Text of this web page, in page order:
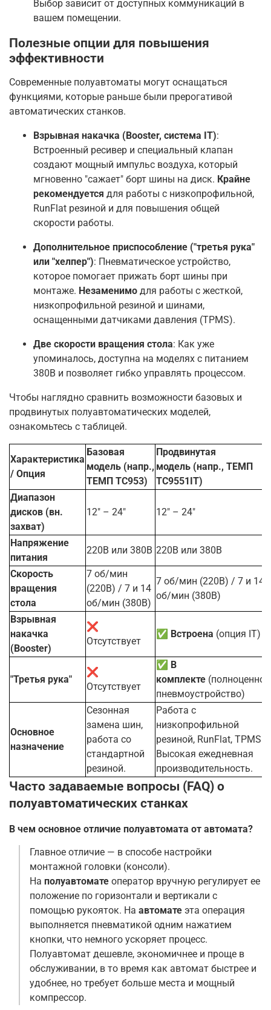
Выбор зависит от доступных коммуникаций в
вашем помещении.
Полезные опции для повышения
эффективности
Современные полуавтоматы могут оснащаться
функциями, которые раньше были прерогативой
автоматических станков.
Взрывная накачка (Booster, система IT):
Встроенный ресивер и специальный клапан
создают мощный импульс воздуха, который
мгновенно "сажает" борт шины на диск. Крайне
рекомендуется для работы с низкопрофильной,
RunFlat резиной и для повышения общей
скорости работы.
Дополнительное приспособление ("третья рука"
или "хелпер"): Пневматическое устройство,
которое помогает прижать борт шины при
монтаже. Незаменимо для работы с жесткой,
низкопрофильной резиной и шинами,
оснащенными датчиками давления (TPMS).
Две скорости вращения стола: Как уже
упоминалось, доступна на моделях с питанием
380В и позволяет гибко управлять процессом.
Чтобы наглядно сравнить возможности базовых и
продвинутых полуавтоматических моделей,
ознакомьтесь с таблицей.
Характеристика
/ Опция
Базовая
модель (напр.,
ТЕМП ТС953)
Продвинутая
модель (напр., ТЕМП
ТС9551IT)
Диапазон
дисков (вн.
захват)
12" – 24" 12" – 24"
Напряжение
питания
220В или 380В 220В или 380В
Скорость
вращения
стола
7 об/мин
(220В) / 7 и 14
об/мин (380В)
7 об/мин (220В) / 7 и 14
об/мин (380В)
Взрывная
накачка
(Booster)
❌
Отсутствует
✅ Встроена (опция IT)
"Третья рука"
❌
Отсутствует
✅ В
комплекте (полноценное
пневмоустройство)
Основное
назначение
Сезонная
замена шин,
работа со
стандартной
резиной.
Работа с
низкопрофильной
резиной, RunFlat, TPMS.
Высокая ежедневная
производительность.
Часто задаваемые вопросы (FAQ) о
полуавтоматических станках
В чем основное отличие полуавтомата от автомата?
Главное отличие — в способе настройки
монтажной головки (консоли).
На полуавтомате оператор вручную регулирует ее
положение по горизонтали и вертикали с
помощью рукояток. На автомате эта операция
выполняется пневматикой одним нажатием
кнопки, что немного ускоряет процесс.
Полуавтомат дешевле, экономичнее и проще в
обслуживании, в то время как автомат быстрее и
удобнее, но требует больше места и мощный
компрессор.